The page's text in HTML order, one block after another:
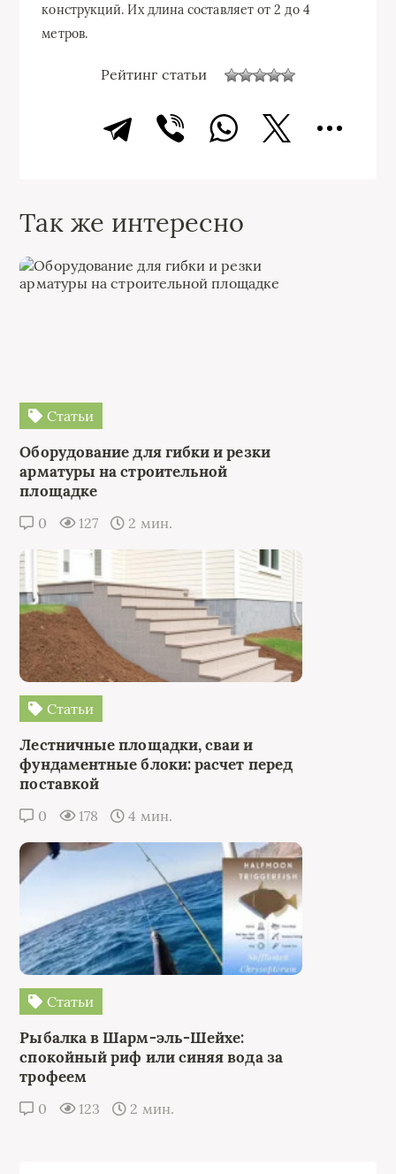
конструкций. Их длина составляет от 2 до 4
метров.
Рейтинг статьи
Так же интересно
Статьи
Оборудование для гибки и резки
арматуры на строительной
площадке
0 127 2 мин.
Статьи
Лестничные площадки, сваи и
фундаментные блоки: расчет перед
поставкой
0 178 4 мин.
Статьи
Рыбалка в Шарм-эль-Шейхе:
спокойный риф или синяя вода за
трофеем
0 123 2 мин.